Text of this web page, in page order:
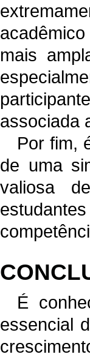
mais
associada
Por fim,
de uma
valiosa
É
essencial